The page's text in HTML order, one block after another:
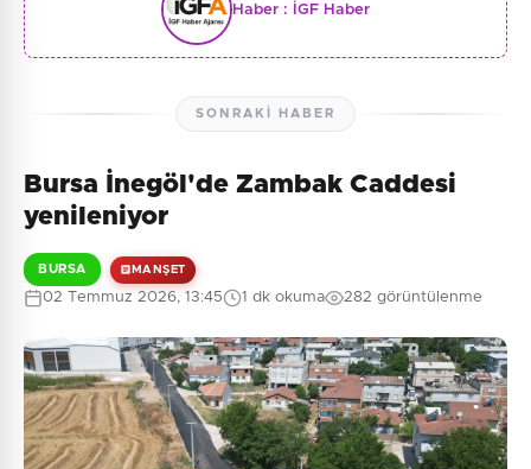
Haber : İGF Haber
SONRAKI HABER
Bursa İnegöl'de Zambak Caddesi
yenileniyor
BURSA MANŞET
02 Temmuz 2026, 13:45 1 dk okuma 282 görüntülenme